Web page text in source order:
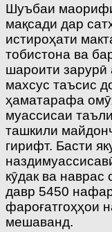
Шуъбаи
мақсади дар
истироҳати
тобистона ва
шароити зарурӣ
махсус таъсис
ҳаматарафа
муассисаи
ташкили
гирифт. Басти
кӯдак ва наврас
давр 5450
фароғатгоҳҳои
мешаванд.